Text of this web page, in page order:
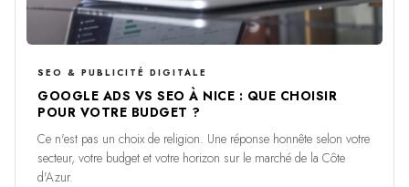
SEO & PUBLICITÉ DIGITALE
GOOGLE ADS VS SEO À NICE : QUE CHOISIR
POUR VOTRE BUDGET ?
Ce n'est pas un choix de religion. Une réponse honnête selon votre
secteur, votre budget et votre horizon sur le marché de la Côte
d'Azur.